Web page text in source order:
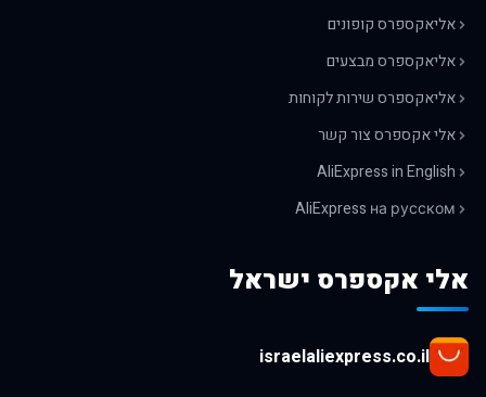
אליאקספרס קופונים
אליאקספרס מבצעים
אליאקספרס שירות לקוחות
אלי אקספרס צור קשר
AliExpress in English
AliExpress на русском
אלי אקספרס ישראל
israelaliexpress.co.il